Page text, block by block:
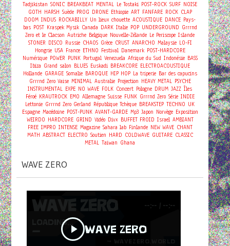
Tadjikistan SONIC BREAKBEAT MENTAL Le Tostaki POST-ROCK SURF NOISE
GOTH HARSH Suède PROG DRONE Ethiopie ART FANFARE ROCK CLAP
DOOM INDUS ROCKABILLY Un lieux chouette ACOUSTIQUE DANCE Pays-
bas POST Kraspek Mysik Canada DARK Italie POP UNDERGROUND Grrrnd
Zero et le Clacson Autriche Belgique Nouvelle-Zélande Le Periscope Islande
STONER DISCO Russie CHAOS Grèce CRUST ANARCHO Malaysie LO-FI
Hongrie USA France ETHNO Festival Danemark POST-HARDCORE
Numérique POWER PUNK Portugal Venezuela Afrique du Sud Indonésie BASS
Ibiza Grand salon BLUES Euskadi BREAKCORE ELECTROACOUSTIQUE
Hollande GARAGE Somalie BAROQUE HIP HOP La triperie Bar des capucins
Grrrnd Zero Vaise MINIMAL Australie Projection HEAVY METAL PSYCHE
INSTRUMENTAL EXPE NO WAVE FOLK Concert Pologne DRUM JAZZ Îles
Féroé KRAUTROCK EMO Allemagne Suisse FUNK Grrrnd Zero Série INDIE
Lettonie Grrrnd Zero Gerland République Tchèque BREAKSTEP TECHNO UK
Espagne Macédoine POST-PUNK AVANT-GARDE Mp3 Japon Norvège Exposition
WEIRDO HARDCORE GRIND Vidéo Divx BUFFET FROID Israel AMBIANT
FREE IMPRO INTENSE Magazine Sahara lab Finlande NEW WAVE CHANT
MATH ABSTRACT ELECTRO Soutien HARD COLDWAVE GUITARE CLASSIC
METAL Taiwan Ghana
WAVE ZERO